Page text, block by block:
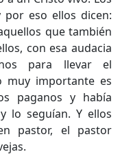
eso ellos dicen:
que también
con esa audacia
para llevar el
muy importante es
paganos y había
lo seguían. Y ellos
pastor, el pastor